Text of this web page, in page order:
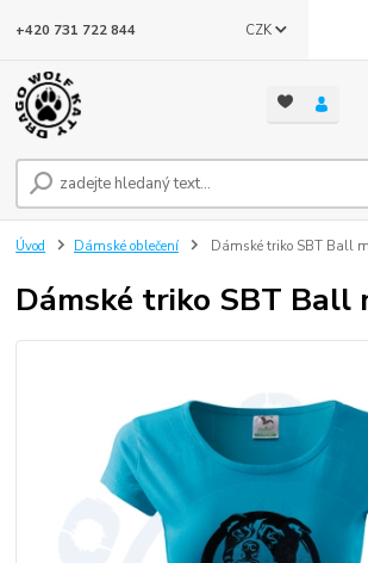
CZK
+420 731 722 844
Úvod Dámské oblečení Dámské triko SBT Ball
Dámské triko SBT Ball